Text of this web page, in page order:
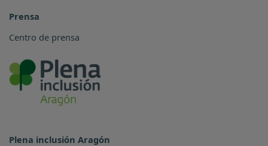
Prensa
Centro de prensa
Plena inclusión Aragón